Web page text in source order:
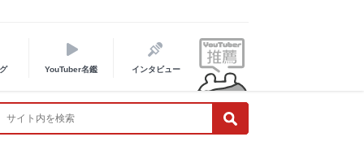
YouTuber名鑑 インタビュー